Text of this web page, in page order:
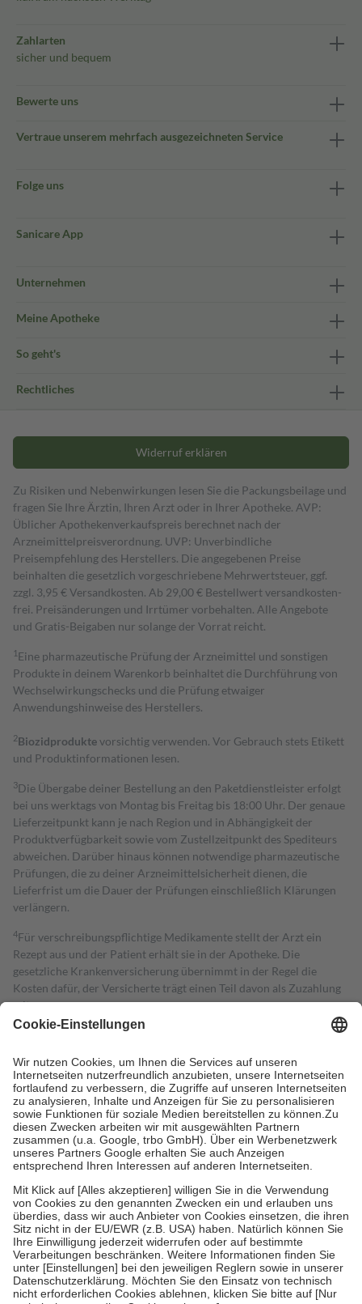
Zahlarten
sicher und bequem
Bewerte uns
Vertraue unserem mehrfach ausgezeichneten Service
Folge uns
Sanicare App
Unternehmen
Meine Apotheke
So geht's
Rechtliches
Widerruf erklären
Zu Risiken und Nebenwirkungen lesen Sie die Packungsbeilage und
fragen Sie Ihre Ärztin, Ihren Arzt oder in Ihrer Apotheke. AVP:
Üblicher Apothekenverkaufspreis berechnet nach der
Arzneimittelpreisverordnung. UVP: Unverbindliche
Preisempfehlung des Herstellers. Die angegebenen Preise
beinhalten die gesetzlich vorgeschriebene Mehrwertsteuer, ggf.
zzgl. 3,95 € Versandkosten. Ab 29,00 € Bestell­wert versand­kosten­
frei. Preisänderungen und Irrtümer vorbehalten. Alle Angebote
und Gratis-Beigaben nur solange der Vorrat reicht.
1 Eine pharmazeutische Prüfung der Arzneimittel und sonstigen
Produkte in deinem Warenkorb beinhaltet die Durchführung von
Wechselwirkungschecks und die Prüfung etwaiger
Anwendungshinweise des Herstellers.
2Biozidproduktevorsichtig verwenden. Vor Gebrauch stets Etikett
und Produktinformationen lesen.
3Die Übergabe deiner Bestellung an den Paketdienstleister erfolgt
bei uns werktags von Montag bis Freitag bis 18:00 Uhr. Der genaue
Lieferzeitpunkt kann je nach Region und in Abhängigkeit der
Produktverfügbarkeit sowie vom Zustellzeitpunkt des Spediteurs
abweichen. Darüber hinaus können notwendige pharmazeutische
Prüfungen, die zu deiner Arzneimittelsicherheit dienen, die
Lieferfrist um die Dauer der Prüfungen einschließlich Klärungen
verlängern.
4Für verschreibungspflichtige Medikamente stellt der Arzt ein
Rezept aus und der Patient erhält sie in der Apotheke. Die
gesetzliche Krankenversicherung übernimmt in der Regel die
Kosten dafür, der Versicherte trägt einen Teil davon als Zuzahlung
mit.
Grundsätzlich leisten Mitglieder Zuzahlungen in Höhe von zehn
höchstens zehn Euro.
Es sind jedoch nie mehr als die tatsächlichen
Kosten der Leistung zu entrichten.
Diese Regeln gelten grundsätzlich auch für Online-Apotheken.
Bei Heilmitteln und häuslicher Krankenpflege beträgt die
Zuzahlung zehn Prozent der Kosten sowie zehn Euro je
Verordnung.
Um das Engagement der Versicherten für ihre eigene Gesundheit zu
stärken und die besondere Stellung der Familie zu unterstützen,
fallenkeine Zuzahlungenan bei:
• Kindern und Jugendlichen bis zum vollendeten 18. Lebensjahr
mit Ausnahme der Fahrkosten
• Untersuchungen zur Vorsorge und Früherkennung, die von der
GKV getragen werden
• empfohlenen Schutzimpfungen
• Harn- und Blutteststreifen